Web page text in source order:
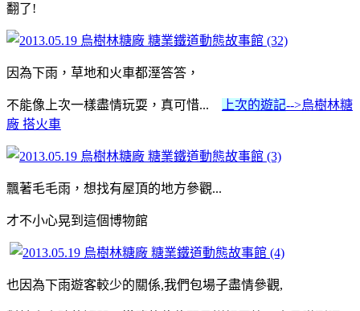
翻了!
因為下雨，草地和火車都溼答答，
不能像上次一樣盡情玩耍，真可惜... 上次的遊記-->烏樹林糖
廠 搭火車
飄著毛毛雨，想找有屋頂的地方參觀...
才不小心晃到這個博物館
也因為下雨遊客較少的關係,我們包場子盡情參觀,